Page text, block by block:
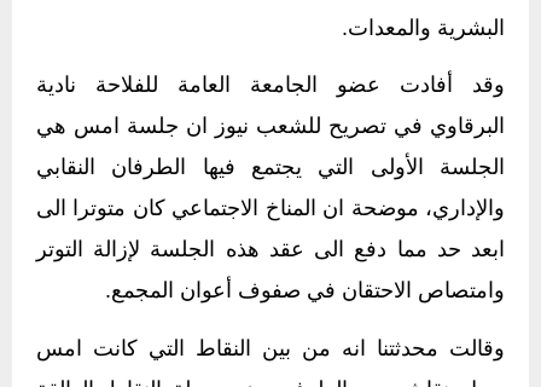
البشرية والمعدات.
وقد أفادت عضو الجامعة العامة للفلاحة نادية
البرقاوي في تصريح للشعب نيوز ان جلسة امس هي
الجلسة الأولى التي يجتمع فيها الطرفان النقابي
والإداري، موضحة ان المناخ الاجتماعي كان متوترا الى
ابعد حد مما دفع الى عقد هذه الجلسة لإزالة التوتر
وامتصاص الاحتقان في صفوف أعوان المجمع.
وقالت محدثتنا انه من بين النقاط التي كانت امس